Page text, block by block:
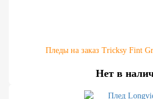
Пледы на заказ Tricksy Fint
Нет в